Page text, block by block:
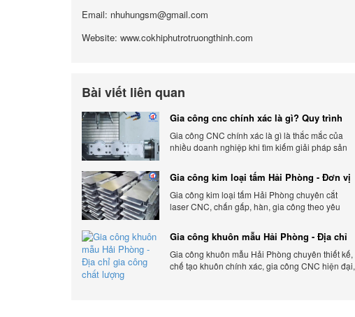
Email: nhuhungsm@gmail.com
Website: www.cokhiphutrotruongthinh.com
Bài viết liên quan
Gia công cnc chính xác là gì? Quy trình
chính xác, đẳng cấp
Gia công CNC chính xác là gì là thắc mắc của
nhiều doanh nghiệp khi tìm kiếm giải pháp sản
Gia công kim loại tấm Hải Phòng - Đơn vị
gia công uy tín 2026
Gia công kim loại tấm Hải Phòng chuyên cắt
laser CNC, chấn gấp, hàn, gia công theo yêu
Gia công khuôn mẫu Hải Phòng - Địa chỉ
gia công chất lượng
Gia công khuôn mẫu Hải Phòng chuyên thiết kế,
chế tạo khuôn chính xác, gia công CNC hiện đại,